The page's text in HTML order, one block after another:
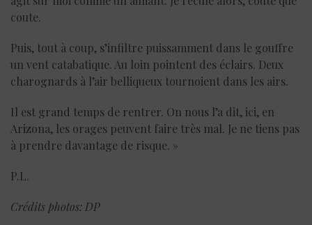
coute.
Puis, tout à coup, s’infiltre puissamment dans le gouffre
un vent catabatique. Au loin pointent des éclairs. Deux
charognards à l’air belliqueux tournoient dans les airs.
Il est grand temps de rentrer. On nous l’a dit, ici, en
Arizona, les orages peuvent faire très mal. Je ne tiens pas
à prendre davantage de risque. »
P.L.
Crédits photos: DP